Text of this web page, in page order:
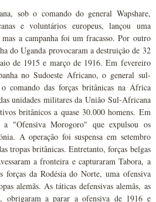
sob o comando do general Wapshare,
e voluntários europeus, lançou uma
a campanha foi um fracasso. Por outro
do Uganda provocaram a destruição de 32
de 1915 e março de 1916. Em fevereiro
no Sudoeste Africano, o general sul-
comando das forças britânicas na África
unidades militares da União Sul-Africana
britânicos a quase 30.000 homens. Em
"Ofensiva Morogoro" que expulsou os
A operação foi suspensa em setembro
tropas britânicas. Entretanto, forças belgas
a fronteira e capturaram Tabora, a
forças da Rodésia do Norte, uma ofensiva
alemãs. As táticas defensivas alemãs, as
obrigaram a parar a ofensiva de 1916 e